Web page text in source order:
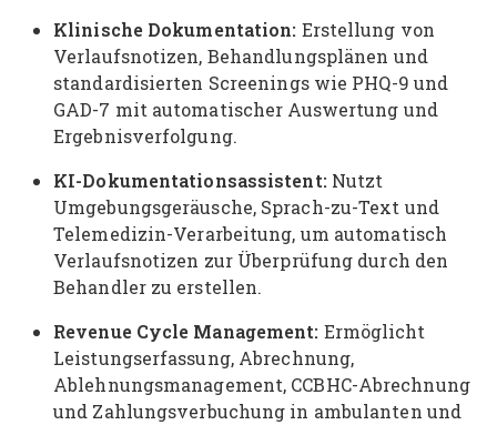
Klinische Dokumentation: Erstellung von
Verlaufsnotizen, Behandlungsplänen und
standardisierten Screenings wie PHQ-9 und
GAD-7 mit automatischer Auswertung und
Ergebnisverfolgung.
KI-Dokumentationsassistent:Nutzt
Umgebungsgeräusche, Sprach-zu-Text und
Telemedizin-Verarbeitung, um automatisch
Verlaufsnotizen zur Überprüfung durch den
Behandler zu erstellen.
Revenue Cycle Management: Ermöglicht
Leistungserfassung, Abrechnung,
Ablehnungsmanagement, CCBHC-Abrechnung
und Zahlungsverbuchung in ambulanten und